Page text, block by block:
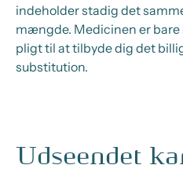
indeholder stadig det
mængde. Medicinen er
pligt til at tilbyde dig det
substitution.
Udseendet